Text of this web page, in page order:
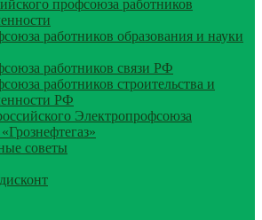
профсоюза работников
работников образования и науки
работников связи РФ
работников строительства и
РФ
Электропрофсоюза
советы